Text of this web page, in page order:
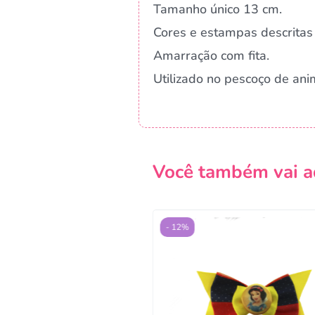
Tamanho único 13 cm.
Cores e estampas
Amarração com fita.
Utilizado no pescoço de
Você também vai
- 12%